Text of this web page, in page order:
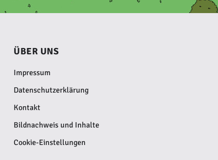
ÜBER UNS
Impressum
Datenschutzerklärung
Kontakt
Bildnachweis und Inhalte
Cookie-Einstellungen